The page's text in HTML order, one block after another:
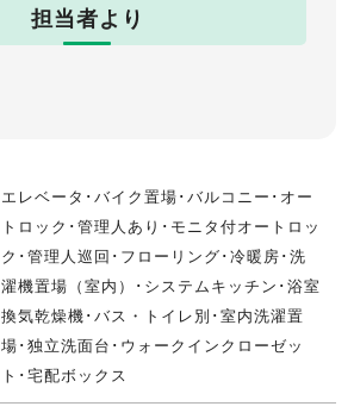
担当者より
エレベータ･バイク置場･バルコニー･オー
トロック･管理人あり･モニタ付オートロッ
ク･管理人巡回･フローリング･冷暖房･洗
濯機置場（室内）･システムキッチン･浴室
換気乾燥機･バス・トイレ別･室内洗濯置
場･独立洗面台･ウォークインクローゼッ
ト･宅配ボックス